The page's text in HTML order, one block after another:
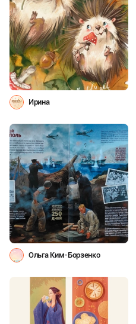
Ирина
Ольга Ким-Борзенко